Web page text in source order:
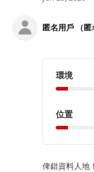
匿名用戶 （匿
環境
位置
俾錯資料人地